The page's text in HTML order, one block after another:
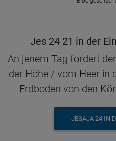
Jes 24 21 in der
An jenem Tag fordert
der Höhe / vom Heer in
Erdboden von den
JESAJA 24 IN